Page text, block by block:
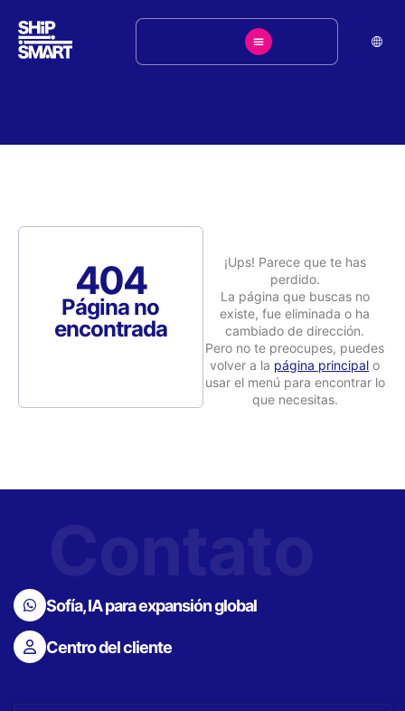
404
Página no
encontrada
¡Ups! Parece que te has
perdido.
La página que buscas no
existe, fue eliminada o ha
cambiado de dirección.
Pero no te preocupes, puedes
volver a la página principal o
usar el menú para encontrar lo
que necesitas.
Sofía, IA para expansión global
Centro del cliente